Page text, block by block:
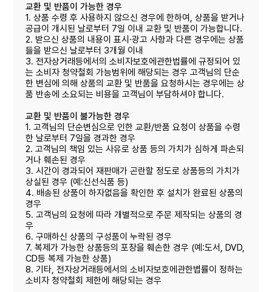
교환 및 반품이 가능한 경우
1. 상품 수령 후 사용하지 않으신 경우에 한하여, 상품을 받거나
공급이 개시된 날로부터 7일 이내 교환 및 반품이 가능합니다.
2. 받으신 상품의 내용이 표시·광고 사항과 다른 경우에는 상품
들을 받으신 날로부터 3개월 이내
3. 전자상거래등에서의 소비자보호에관한법률에 규정되어 있
는 소비자 청약철회 가능범위에 해당되는 경우 고객님의 단순
한 변심에 의해 상품의 교환 및 반품을 요청하시는 경우에는 상
품 반송에 소요되는 비용을 고객님이 부담하셔야 합니다.
교환 및 반품이 불가능한 경우
1. 고객님의 단순변심으로 인한 교환/반품 요청이 상품을 수령
한 날로부터 7일을 경과한 경우
2. 고객님의 책임 있는 사유로 상품 등의 가치가 심하게 파손되
거나 훼손된 경우
3. 시간이 경과되어 재판매가 곤란할 정도로 상품등의 가치가
상실된 경우 (예:신선식품 등)
4. 배송된 상품이 하자없음을 확인한 후 설치가 완료된 상품의
경우
5. 고객님의 요청에 따라 개별적으로 주문 제작되는 상품의 경
우
6. 구매하신 상품의 구성품이 누락된 경우
7. 복제가 가능한 상품등의 포장을 훼손한 경우 (예:도서, DVD,
CD등 복제 가능한 상품)
8. 기타, 전자상거래등에서의 소비자보호에관한볍률이 정하는
소비자 청약철회 제한에 해당되는 경우